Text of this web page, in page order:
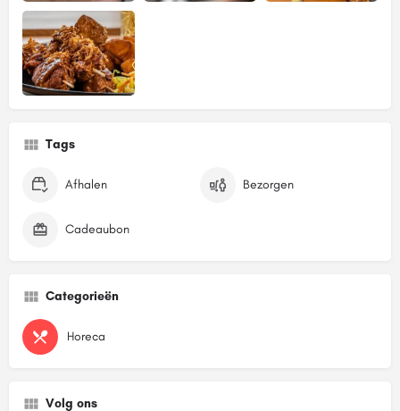
Tags
Afhalen Bezorgen
Cadeaubon
Categorieën
Horeca
Volg ons